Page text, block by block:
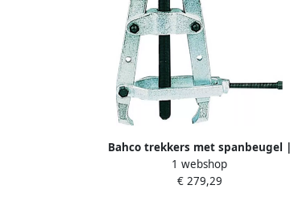
Bahco trekkers met spanbeugel |
4519-3
1 webshop
€ 279,29